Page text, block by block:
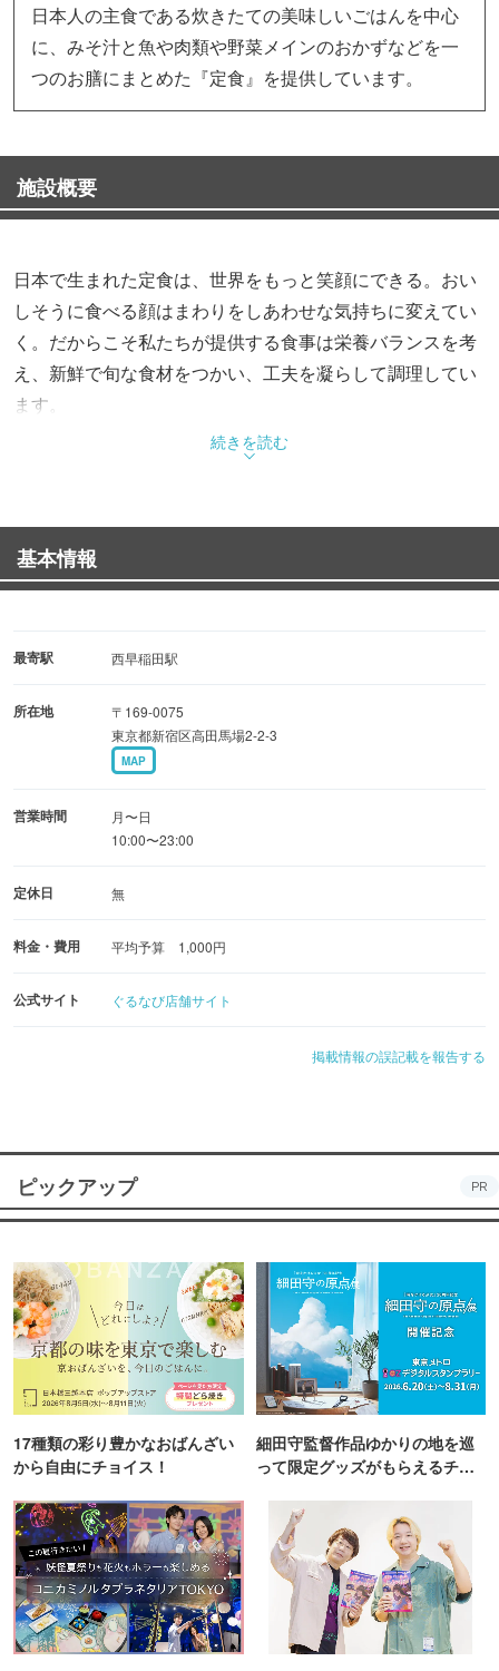
日本人の主食である炊きたての美味しいごはんを中心
に、みそ汁と魚や肉類や野菜メインのおかずなどを一
つのお膳にまとめた『定食』を提供しています。
施設概要
日本で生まれた定食は、世界をもっと笑顔にできる。おい
しそうに食べる顔はまわりをしあわせな気持ちに変えてい
く。だからこそ私たちが提供する食事は栄養バランスを考
え、新鮮で旬な食材をつかい、工夫を凝らして調理してい
ます。
さあ、今日の自分に。今日という日に。とびきりのおいし
続きを読む
基本情報
最寄駅 西早稲田駅
所在地
〒169-0075
東京都新宿区高田馬場2-2-3
MAP
営業時間
月〜日
10:00〜23:00
定休日 無
料金・費用 平均予算 1,000円
公式サイト ぐるなび店舗サイト
掲載情報の誤記載を報告する
ピックアップ PR
17種類の彩り豊かなおばんざい
から自由にチョイス！
細田守監督作品ゆかりの地を巡
って限定グッズがもらえるチャ